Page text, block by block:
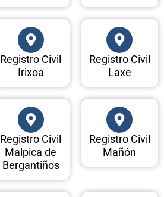
Registro Civil
Irixoa
Registro Civil
Laxe
Registro Civil
Malpica de
Bergantiños
Registro Civil
Mañón